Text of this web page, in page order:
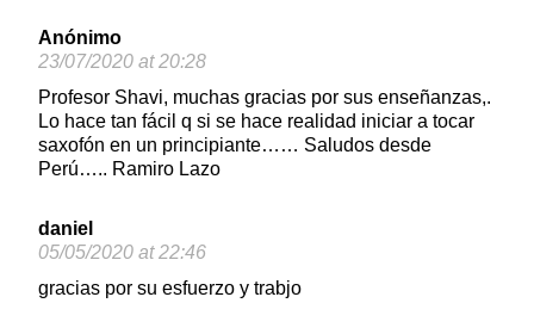
Anónimo
23/07/2020 at 20:28
Profesor Shavi, muchas gracias por sus enseñanzas,.
Lo hace tan fácil q si se hace realidad iniciar a tocar
saxofón en un principiante…… Saludos desde
Perú….. Ramiro Lazo
daniel
05/05/2020 at 22:46
gracias por su esfuerzo y trabjo